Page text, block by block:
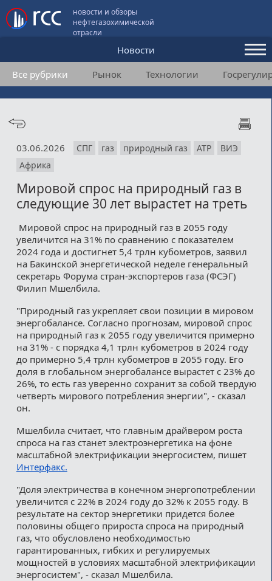
новости и обзоры
нефтегазохимической
отрасли
Новости
Аналитика и мнения
Конференции
Подписка
Пользовательское соглашение
Медиакит
Контакты
Все рубрики Рынок Технологии
03.06.2026 СПГ газ природный газ АТР
ВИЭ
Африка
Мировой спрос на природный газ в
следующие 30 лет вырастет на треть
Мировой спрос на природный газ в 2055 году
увеличится на 31% по сравнению с показателем
2024 года и достигнет 5,4 трлн кубометров, заявил
на Бакинской энергетической неделе генеральный
секретарь Форума стран-экспортеров газа (ФСЭГ)
Филип Мшелбила.
"Природный газ укрепляет свои позиции в мировом
энергобалансе. Согласно прогнозам, мировой спрос
на природный газ к 2055 году увеличится примерно
на 31% - с порядка 4,1 трлн кубометров в 2024 году
до примерно 5,4 трлн кубометров в 2055 году. Его
доля в глобальном энергобалансе вырастет с 23% до
26%, то есть газ уверенно сохранит за собой твердую
четверть мирового потребления энергии", - сказал
он.
Мшелбила считает, что главным драйвером роста
спроса на газ станет электроэнергетика на фоне
масштабной электрификации энергосистем, пишет
Интерфакс.
"Доля электричества в конечном энергопотреблении
увеличится с 22% в 2024 году до 32% к 2055 году. В
результате на сектор энергетики придется более
половины общего прироста спроса на природный
газ, что обусловлено необходимостью
гарантированных, гибких и регулируемых
мощностей в условиях масштабной электрификации
энергосистем", - сказал Мшелбила.